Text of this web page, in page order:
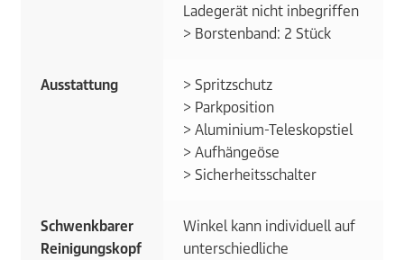
Ladegerät nicht inbegriffen
> Borstenband: 2 Stück
Ausstattung
> Spritzschutz
> Parkposition
> Aluminium-Teleskopstiel
> Aufhängeöse
> Sicherheitsschalter
Schwenkbarer
Reinigungskopf
Winkel kann individuell auf
unterschiedliche